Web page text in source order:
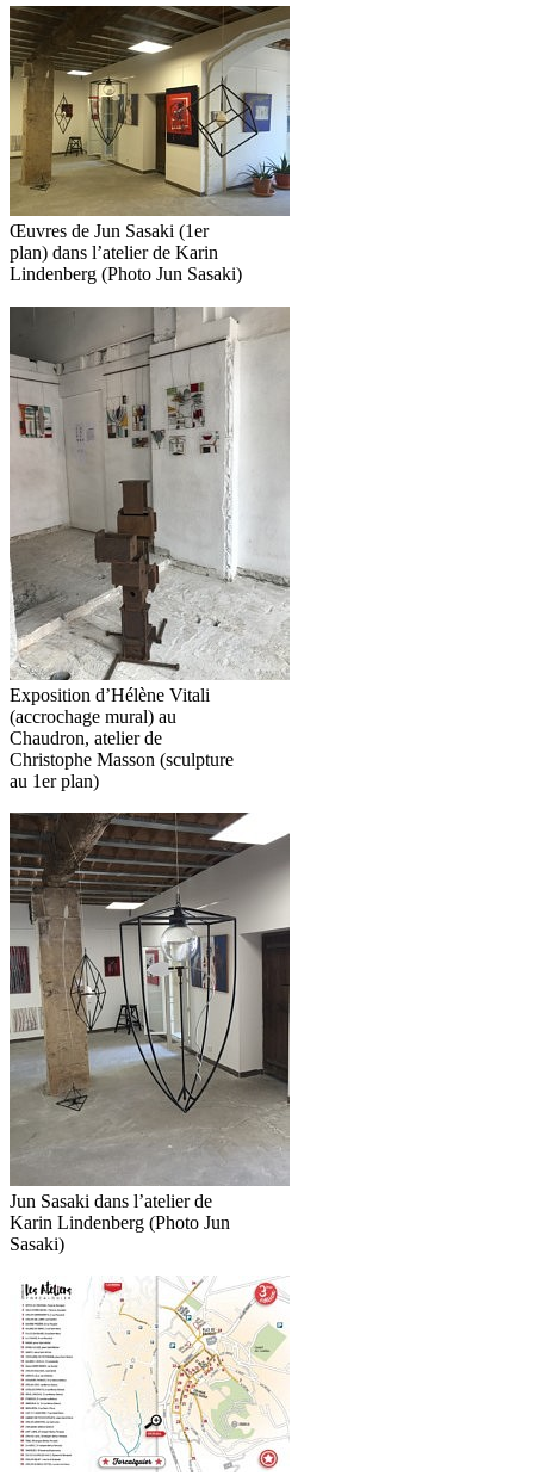
Œuvres de Jun Sasaki (1er
plan) dans l’atelier de Karin
Lindenberg (Photo Jun Sasaki)
Exposition d’Hélène Vitali
(accrochage mural) au
Chaudron, atelier de
Christophe Masson (sculpture
au 1er plan)
Jun Sasaki dans l’atelier de
Karin Lindenberg (Photo Jun
Sasaki)